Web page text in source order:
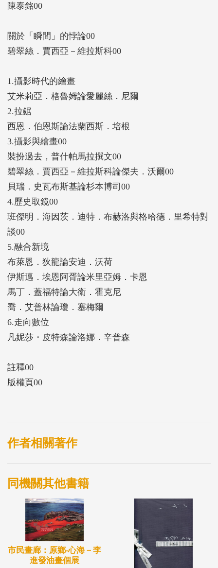
陳泰銘00
關於「瞬間」的悖論00
碧翠絲．賈西亞－維拉斯科00
1.攝影時代的繪畫
艾米莉亞．格魯姆論愛麗絲．尼爾
2.拉鋸
西恩．伯恩斯論法蘭西斯．培根
3.攝影與繪畫00
裝扮過去，普什帕馬拉撰文00
碧翠絲．賈西亞－維拉斯科論傑夫．沃爾00
貝瑞．史瓦布斯基論杉本博司00
4.歷史取鏡00
班傑明．海因茨．迪特．布赫洛與格哈德．里希特對
談00
5.融合新境
布萊恩．狄龍論安迪．沃荷
伊斯邁．埃恩阿胥論米里亞姆．卡恩
馬丁．蓋福特論大衛．霍克尼
喬．艾普林論瓊．塞梅爾
6.走向數位
凡妮莎・皮特森論洛娜．辛普森
註釋00
版權頁00
作者相關著作
同機關其他書籍
市民畫廊：原鄉‧心海－李
進發油畫個展